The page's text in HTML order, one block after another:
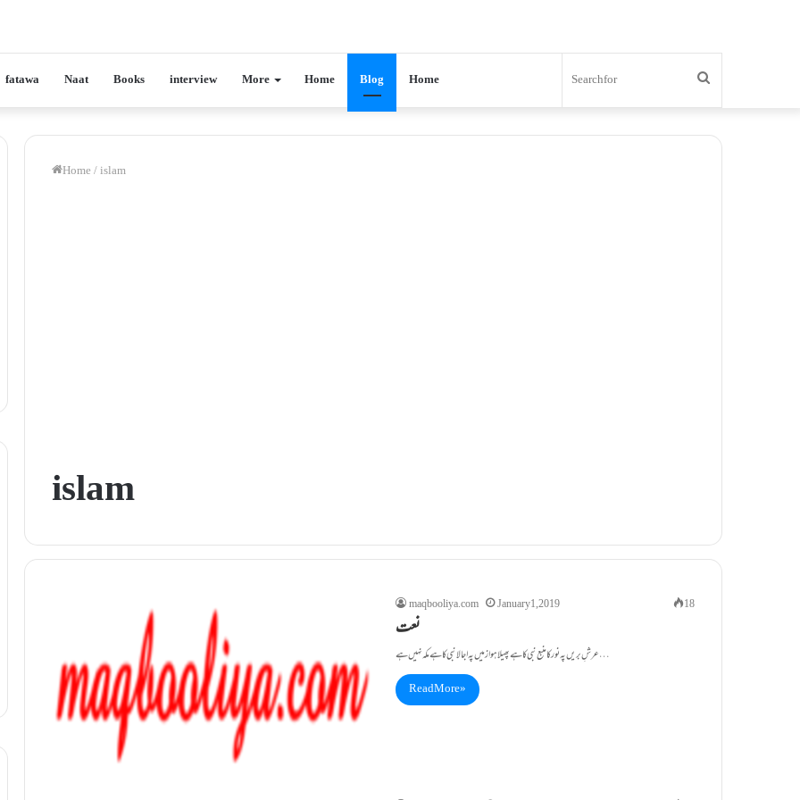
fatawa Naat Books interview More Home Blog Home
for
Home/islam
islam
maqbooliya.com January 1, 2019 18
نعت
عرشِ بریں پہ نور کا منبع نبی کا ہے پھیلا ہوا زمیں پہ اجالا نبی کا ہے مکہ نہیں ہے…
Read More »